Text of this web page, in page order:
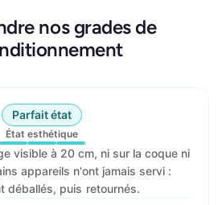
nos grades de
Parfait état
État esthétique
visible à 20 cm, ni sur la coque ni
appareils n'ont jamais servi :
déballés, puis retournés.